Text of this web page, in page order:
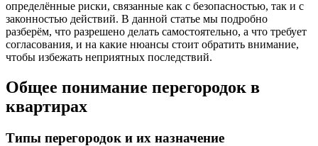
определённые риски, связанные как с безопасностью, так и с
законностью действий. В данной статье мы подробно
разберём, что разрешено делать самостоятельно, а что требует
согласования, и на какие нюансы стоит обратить внимание,
чтобы избежать неприятных последствий.
Общее понимание перегородок в
квартирах
Типы перегородок и их назначение